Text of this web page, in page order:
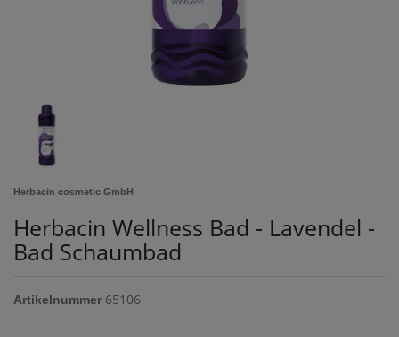
Herbacin cosmetic GmbH
Herbacin Wellness Bad - Lavendel -
Bad Schaumbad
Artikelnummer 65106